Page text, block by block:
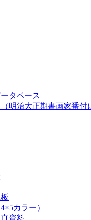
タベース
明治大正期書画家番付
カラー）
資料